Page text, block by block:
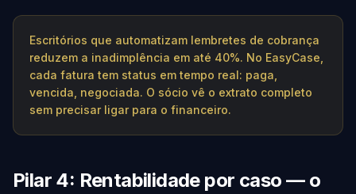
Escritórios que automatizam lembretes de cobrança
reduzem a inadimplência em até 40%. No EasyCase,
cada fatura tem status em tempo real: paga,
vencida, negociada. O sócio vê o extrato completo
sem precisar ligar para o financeiro.
Pilar 4: Rentabilidade por caso — o